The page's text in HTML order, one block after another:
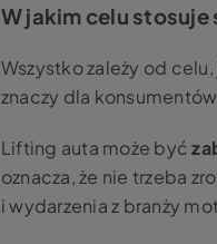
W jakim celu
Wszystko zależy od
znaczy dla
Lifting auta może być
oznacza, że nie trzeba
i wydarzenia z branży